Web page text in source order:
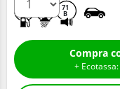
71
B